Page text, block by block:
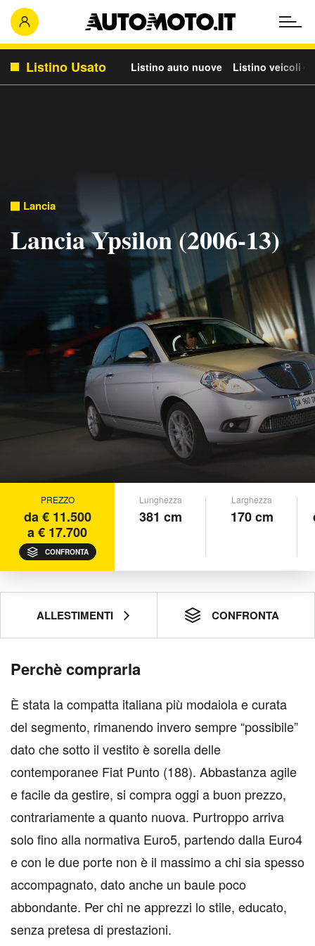
Listino Usato Listino auto nuove Listino veicoli
Lancia
Lancia Ypsilon (2006-13)
PREZZO
da € 11.500
a € 17.700
CONFRONTA
Lunghezza
381 cm
Larghezza
170 cm
ALLESTIMENTI CONFRONTA
Perchè comprarla
È stata la compatta italiana più modaiola e curata
del segmento, rimanendo invero sempre “possibile”
dato che sotto il vestito è sorella delle
contemporanee Fiat Punto (188). Abbastanza agile
e facile da gestire, si compra oggi a buon prezzo,
contrariamente a quanto nuova. Purtroppo arriva
solo fino alla normativa Euro5, partendo dalla Euro4
e con le due porte non è il massimo a chi sia spesso
accompagnato, dato anche un baule poco
abbondante. Per chi ne apprezzi lo stile, educato,
senza pretesa di prestazioni.